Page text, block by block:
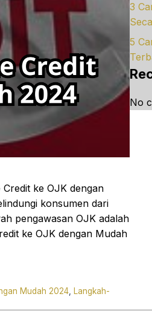
ke OJK dengan
konsumen dari
pengawasan OJK adalah
ke OJK dengan Mudah
Mudah 2024,
Langkah-
3
5
No